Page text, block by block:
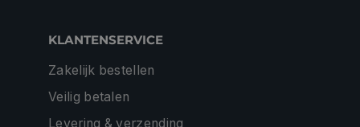
KLANTENSERVICE
Zakelijk bestellen
Veilig betalen
Levering & verzending